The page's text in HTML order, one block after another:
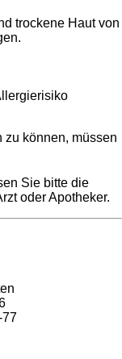
trockene Haut von
zu können, müssen
Sie bitte die
oder Apotheker.
77